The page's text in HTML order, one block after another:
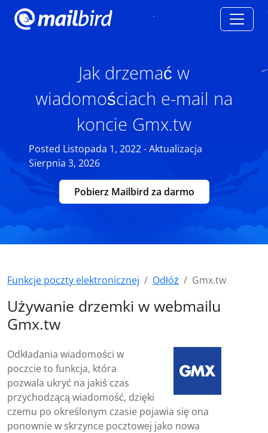
Jak drzemać w
wiadomościach e-mail na
koncie Gmx.tw
Posted Listopada 1, 2022 - Aktualizacja
Sierpnia 3, 2026
Pobierz Mailbird za darmo
Funkcje poczty elektronicznej Odłóż Gmx.tw
Używanie drzemki w webmailu
Gmx.tw
Odkładania wiadomości w
poczcie to funkcja, która
pozwala ukryć na jakiś czas
przychodzącą wiadomość, dzięki
czemu po określonym czasie pojawia się ona
ponownie w skrzynce pocztowej jako nowa